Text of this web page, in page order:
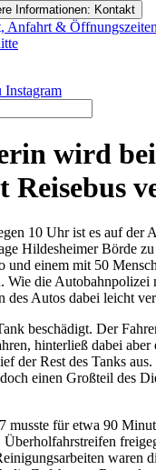
Informationen: Kontakt
Anfahrt & Öffnungszeiten
wird
10 Uhr ist es auf der
Hildesheimer Börde
und einem mit 50
Wie die
des Autos dabei leicht
beschädigt. Der
hinterließ dabei aber
der Rest des Tanks
einen Großteil des
musste für etwa 90
waren